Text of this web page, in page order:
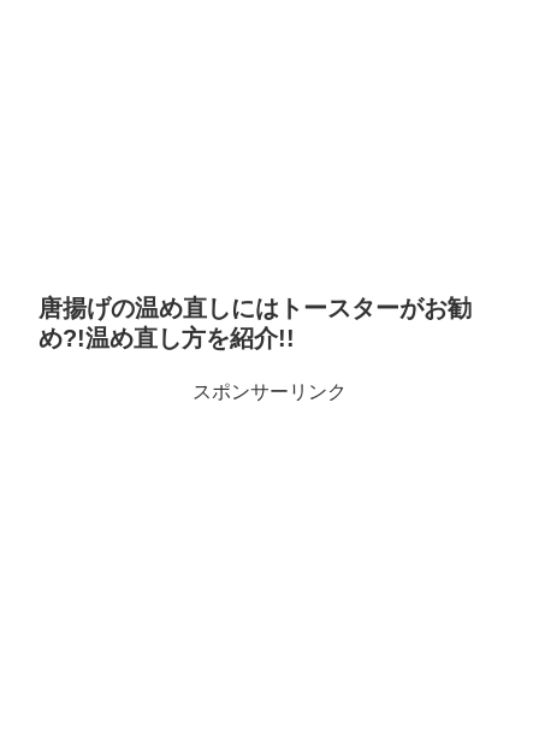
唐揚げの温め直しにはトースターがお勧
め?!温め直し方を紹介!!
スポンサーリンク